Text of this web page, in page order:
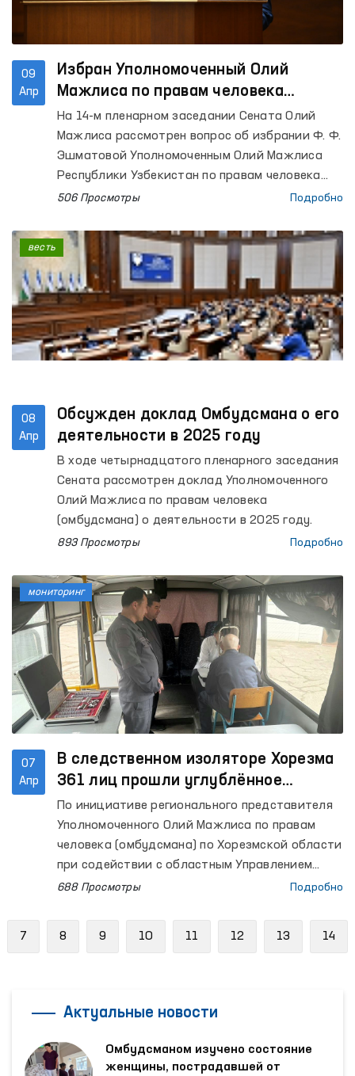
09
Апр
Избран Уполномоченный Олий
Мажлиса по правам человека
(омбудсман)
На 14-м пленарном заседании Сената Олий
Мажлиса рассмотрен вопрос об избрании Ф. Ф.
Эшматовой Уполномоченным Олий Мажлиса
Республики Узбекистан по правам человека
(омбудсманом).
506 Просмотры Подробно
08
Апр
Обсужден доклад Омбудсмана о его
деятельности в 2025 году
В ходе четырнадцатого пленарного заседания
Сената рассмотрен доклад Уполномоченного
Олий Мажлиса по правам человека
(омбудсмана) о деятельности в 2025 году.
893 Просмотры Подробно
весть
07
Апр
В следственном изоляторе Хорезма
361 лиц прошли углублённое
медицинское обследование
По инициативе регионального представителя
Уполномоченного Олий Мажлиса по правам
человека (омбудсмана) по Хорезмской области
при содействии с областным Управлением
здравоохранения организовано медицинское
688 Просмотры Подробно
мониторинг
7 8 9 10 11 12 13 14
Актуальные новости
Омбудсманом изучено состояние
женщины, пострадавшей от